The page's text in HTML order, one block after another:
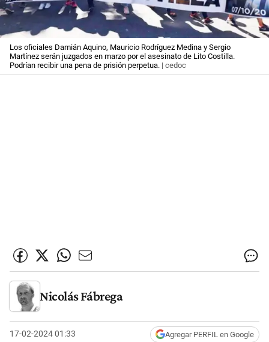
Los oficiales Damián Aquino, Mauricio Rodríguez Medina y Sergio
Martínez serán juzgados en marzo por el asesinato de Lito Costilla.
Podrían recibir una pena de prisión perpetua. | cedoc
Nicolás Fábrega
17-02-2024 01:33 Agregar PERFIL en Google